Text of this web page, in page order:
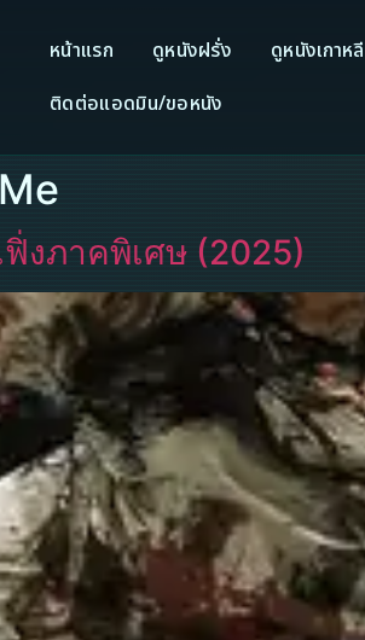
หน้าแรก ดูหนังฝรั่ง ดูหนังเกาหลี
ติดต่อแอดมิน/ขอหนัง
งภาคพิเศษ (2025)